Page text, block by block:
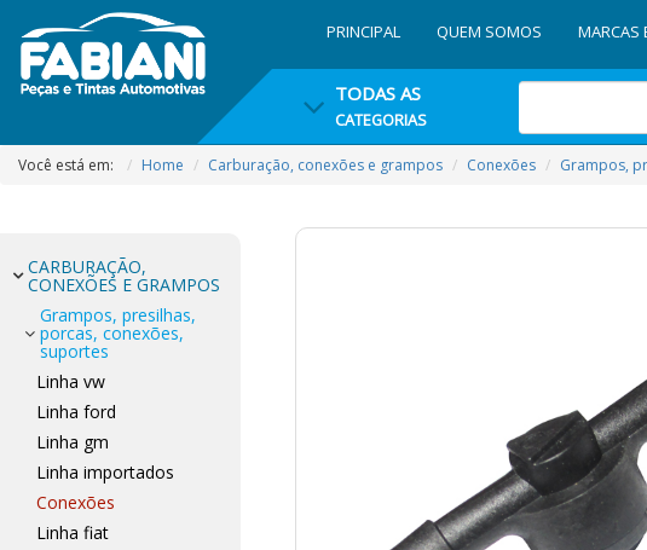
PRINCIPAL QUEM SOMOS MARCAS
TODAS AS
CATEGORIAS
Você está em: Home Carburação, conexões e grampos Conexões Grampos,
CARBURAÇÃO,
CONEXÕES E GRAMPOS
Grampos, presilhas,
porcas, conexões,
suportes
Linha vw
Linha ford
Linha gm
Linha importados
Conexões
Linha fiat